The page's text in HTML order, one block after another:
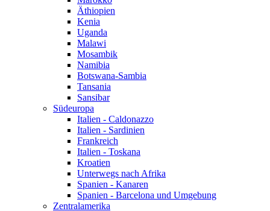
Äthiopien
Kenia
Uganda
Malawi
Mosambik
Namibia
Botswana-Sambia
Tansania
Sansibar
Südeuropa
Italien - Caldonazzo
Italien - Sardinien
Frankreich
Italien - Toskana
Kroatien
Unterwegs nach Afrika
Spanien - Kanaren
Spanien - Barcelona und Umgebung
Zentralamerika